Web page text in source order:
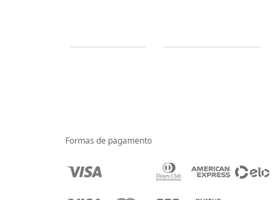
Formas de pagamento